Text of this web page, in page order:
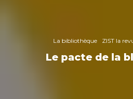
La bibliothèque ZIST la
Le pacte de la